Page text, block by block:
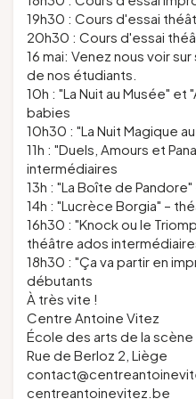
19h30 : Cours d'essai
20h30 : Cours d'essai
16 mai: Venez nous voir
de nos étudiants.
10h : "La Nuit au Musée"
babies
10h30 : "La Nuit Magique
11h : "Duels, Amours et
intermédiaires
13h : "La Boîte de
14h : "Lucrèce Borgia" –
16h30 : "Knock ou le
théâtre ados
18h30 : "Ça va partir en
débutants
À très vite !
Centre Antoine Vitez
École des arts de la scène
Rue de Berloz 2, Liège
centreantoinevitez.be